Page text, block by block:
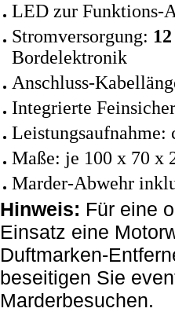
LED zur Funktions-
Stromversorgung:
Bordelektronik
Anschluss-
Integrierte
Leistungsaufnahme:
Maße: je 100 x 70 x
Marder-Abwehr
Hinweis: Für eine
Einsatz eine
Duftmarken-
beseitigen Sie
Marderbesuchen.